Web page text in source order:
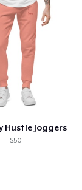
Hustle Joggers
$50